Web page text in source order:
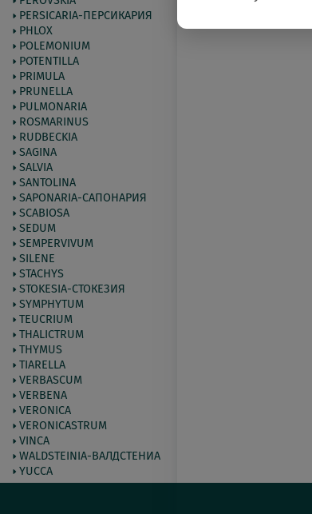
PERSICARIA-ПЕРСИКАРИЯ
PHLOX
POLEMONIUM
POTENTILLA
PRIMULA
PRUNELLA
PULMONARIA
ROSMARINUS
RUDBECKIA
SAGINA
SALVIA
SANTOLINA
SAPONARIA-САПОНАРИЯ
SCABIOSA
SEDUM
SEMPERVIVUM
SILENE
STACHYS
STOKESIA-СТОКЕЗИЯ
SYMPHYTUM
TEUCRIUM
THALICTRUM
THYMUS
TIARELLA
VERBASCUM
VERBENA
VERONICA
VERONICASTRUM
VINCA
WALDSTEINIA-ВАЛДСТЕНИА
YUCCA